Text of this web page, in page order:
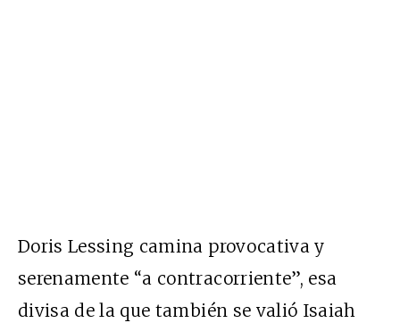
Doris Lessing camina provocativa y
serenamente “a contracorriente”, esa
divisa de la que también se valió Isaiah